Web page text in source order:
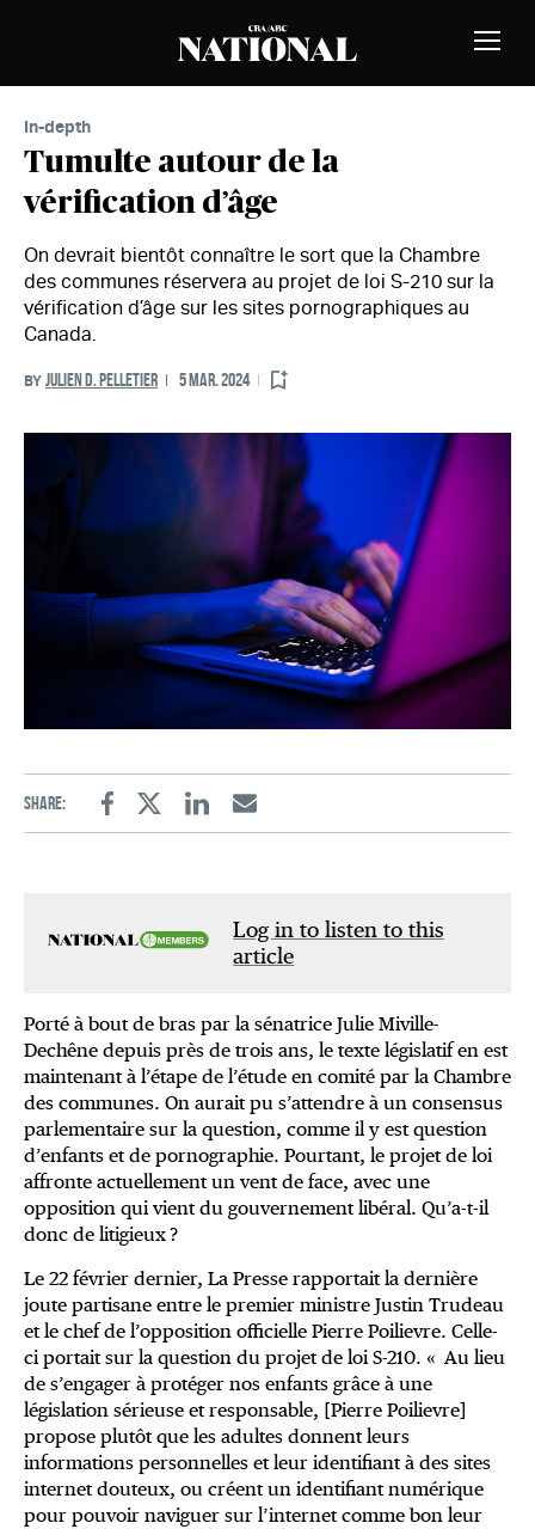
Toggle
In-depth
Tumulte autour de la
vérification d’âge
On devrait bientôt connaître le sort que la Chambre
des communes réservera au projet de loi S-210 sur la
vérification d’âge sur les sites pornographiques au
Canada.
BY JULIEN D. PELLETIER 5 MAR. 2024
Share:
FacebookTwitterLinkedinEmail
Log in to listen to this
article
Porté à bout de bras par la sénatrice Julie Miville-
Dechêne depuis près de trois ans, le texte législatif en est
maintenant à l’étape de l’étude en comité par la Chambre
des communes. On aurait pu s’attendre à un consensus
parlementaire sur la question, comme il y est question
d’enfants et de pornographie. Pourtant, le projet de loi
affronte actuellement un vent de face, avec une
opposition qui vient du gouvernement libéral. Qu’a-t-il
donc de litigieux ?
Le 22 février dernier, La Presse rapportait la dernière
joute partisane entre le premier ministre Justin Trudeau
et le chef de l’opposition officielle Pierre Poilievre. Celle-
ci portait sur la question du projet de loi S-210. « Au lieu
de s’engager à protéger nos enfants grâce à une
législation sérieuse et responsable, [Pierre Poilievre]
propose plutôt que les adultes donnent leurs
informations personnelles et leur identifiant à des sites
internet douteux, ou créent un identifiant numérique
pour pouvoir naviguer sur l’internet comme bon leur